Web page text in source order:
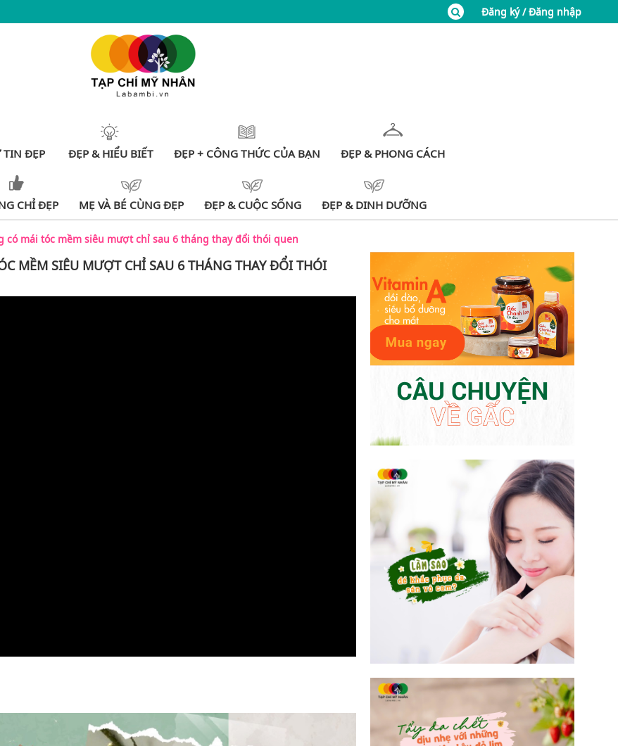
Đăng ký / Đăng nhập
TIN ĐẸP ĐẸP & HIỂU BIẾT ĐẸP + CÔNG THỨC CỦA BẠN ĐẸP & PHONG CÁCH
CHỈ ĐẸP MẸ VÀ BÉ CÙNG ĐẸP ĐẸP & CUỘC SỐNG ĐẸP & DINH DƯỠNG
có mái tóc mềm siêu mượt chỉ sau 6 tháng thay đổi thói quen
MỀM SIÊU MƯỢT CHỈ SAU 6 THÁNG THAY ĐỔI THÓI